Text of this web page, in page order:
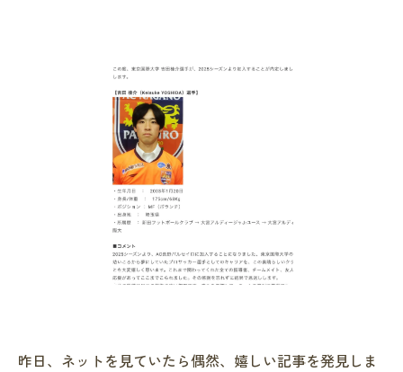
昨日、ネットを見ていたら偶然、嬉しい記事を発見しま